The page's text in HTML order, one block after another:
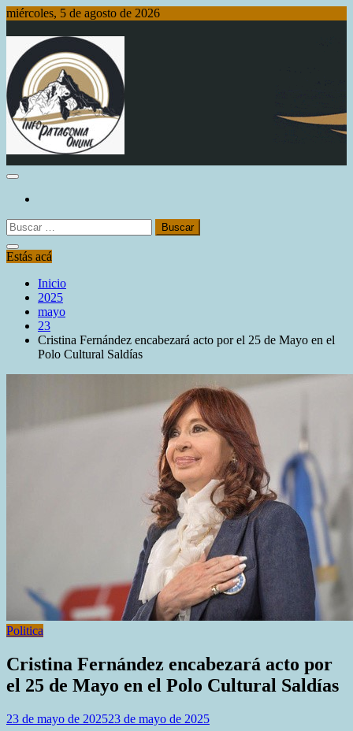
Saltar
contenido
miércoles, 5 de agosto de 2026
Info Patagonia Online
Buscar:
Estás acá
Inicio
2025
mayo
23
Cristina Fernández encabezará acto por el 25 de Mayo en el
Polo Cultural Saldías
Politica
Cristina Fernández encabezará acto por
el 25 de Mayo en el Polo Cultural Saldías
23 de mayo de 202523 de mayo de 2025